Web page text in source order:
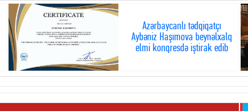
Azərbaycanlı tədqiqatçı
Aybəniz Haşımova beynəlxalq
elmi konqresdə iştirak edib